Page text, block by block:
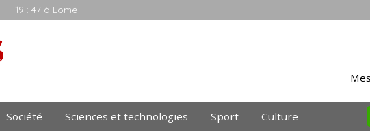
- 19 : 47 à Lomé
Société Sciences et technologies Sport Culture